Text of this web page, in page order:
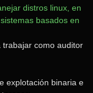
distros linux, en
basados en
trabajar como auditor
explotación binaria e